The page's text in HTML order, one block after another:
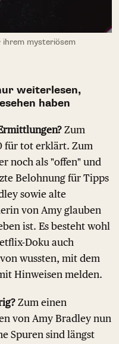
mysteriösem
weiterlesen,
haben
Zum
für tot erklärt. Zum
noch als "offen" und
Belohnung für Tipps
sowie alte
von Amy glauben
ist. Es besteht wohl
Doku auch
wussten, mit dem
Hinweisen melden.
Zum einen
von Amy Bradley nun
Spuren sind längst